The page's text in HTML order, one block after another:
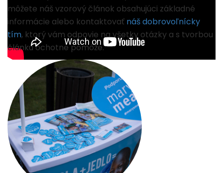
môžete náš vzorový článok obsahujúci základné
informácie alebo kontaktovať náš dobrovoľnícky
tím, ktorý vám odpovie na všetky otázky a s tvorbou
článku ochotne pomôže.